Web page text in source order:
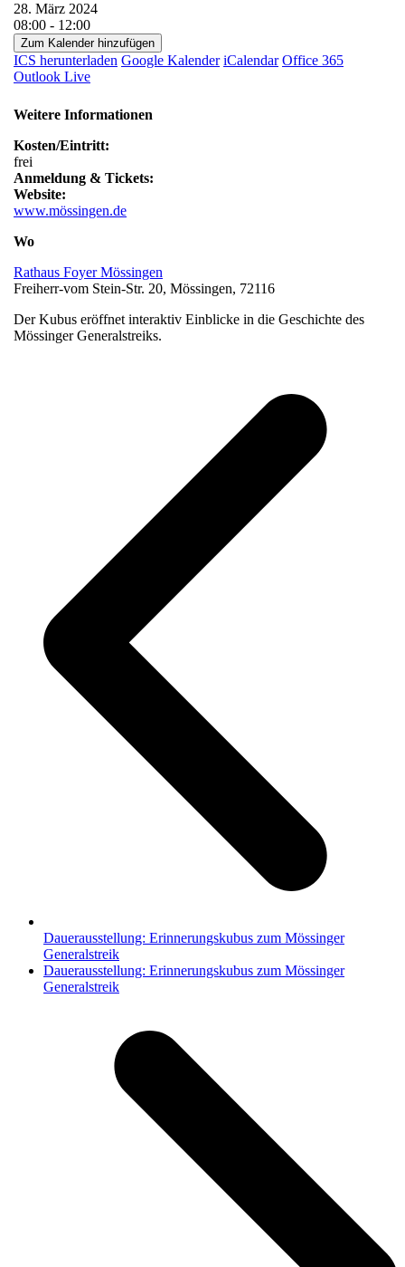
28. März 2024
08:00 - 12:00
Zum Kalender hinzufügen
ICS herunterladen Google Kalender iCalendar Office 365
Outlook Live
Weitere Informationen
Kosten/Eintritt:
frei
Anmeldung & Tickets:
Website:
www.mössingen.de
Wo
Rathaus Foyer Mössingen
Freiherr-vom Stein-Str. 20, Mössingen, 72116
Der Kubus eröffnet interaktiv Einblicke in die Geschichte des
Mössinger Generalstreiks.
Dauerausstellung: Erinnerungskubus zum Mössinger
Generalstreik
Nächster
Beitrag:
Dauerausstellung: Erinnerungskubus zum Mössinger
Generalstreik